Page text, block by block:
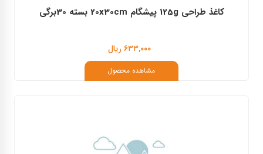
کاغذ طراحی 125g پیشگام 20x30cm بسته 30برگی
۶۳۳,۰۰۰ ریال
مشاهده محصول